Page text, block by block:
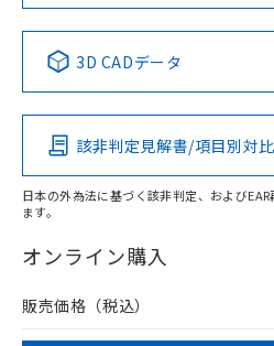
Pb Hg
O
在庫等で未対応品が混在する可
問い合わせください。
No No
この製品の
その他の認証はこちらの
3D CADデータ
該非判定見解書/項目別対
日本の外為法に基づく該非判定、および
ます。
オンライン購入
販売価格（税込）